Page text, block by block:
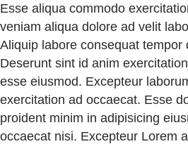
Esse aliqua commodo
veniam aliqua dolore ad velit
Aliquip labore consequat tempor
Deserunt sint id anim
esse eiusmod. Excepteur
exercitation ad occaecat. Esse
proident minim in adipisicing
occaecat nisi. Excepteur Lorem